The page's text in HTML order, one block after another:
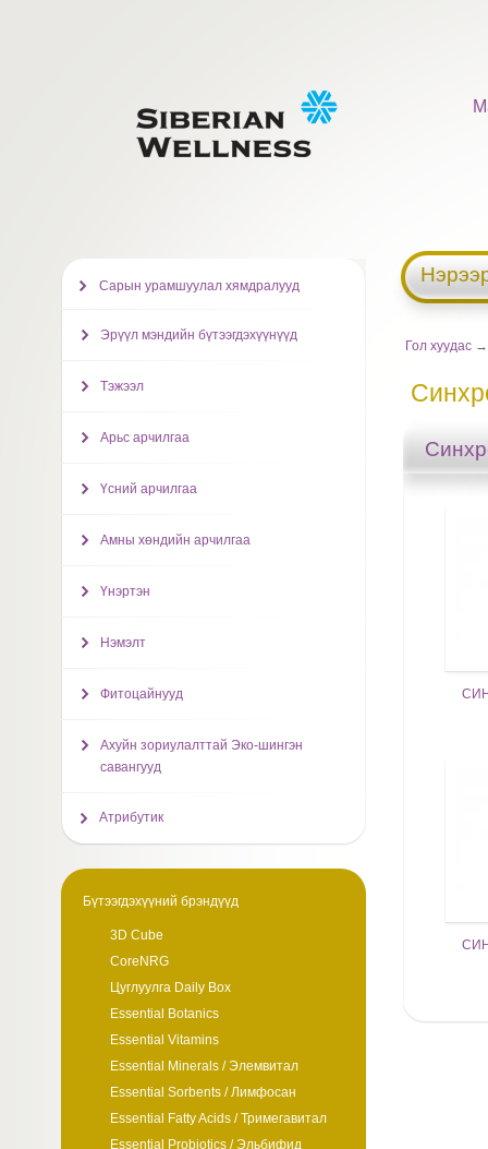
Гол хуудас
Сарын урамшуулал хямдралууд
Эрүүл мэндийн бүтээгдэхүүнүүд
Тэжээл
Арьс арчилгаа
Үсний арчилгаа
Амны хөндийн арчилгаа
Үнэртэн
Нэмэлт
Фитоцайнууд
Ахуйн зориулалттай Эко-шингэн
савангууд
Атрибутик
Бүтээгдэхүүний брэндүүд
3D Cube
CoreNRG
Цуглуулга Daily Box
Essential Botanics
Essential Vitamins
Essential Minerals / Элемвитал
Essential Sorbents / Лимфосан
Essential Fatty Acids / Тримегавитал
Essential Probiotics / Эльбифид